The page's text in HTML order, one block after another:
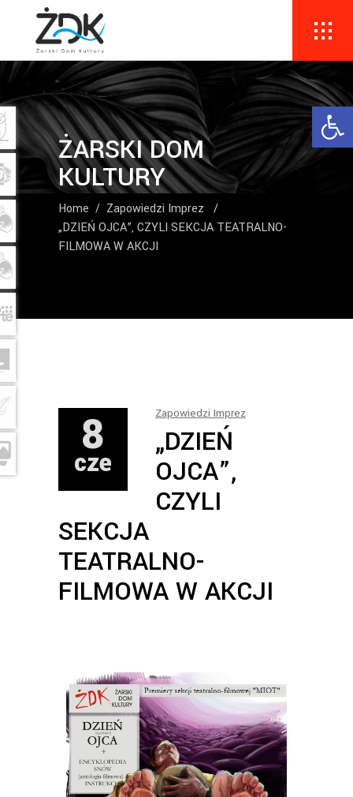
ŻARSKI DOM
KULTURY
Home / Zapowiedzi Imprez
/
„DZIEŃ OJCA”, CZYLI SEKCJA TEATRALNO-
FILMOWA W AKCJI
8
cze
Zapowiedzi Imprez
„DZIEŃ
OJCA”,
CZYLI
SEKCJA
TEATRALNO-
FILMOWA W AKCJI